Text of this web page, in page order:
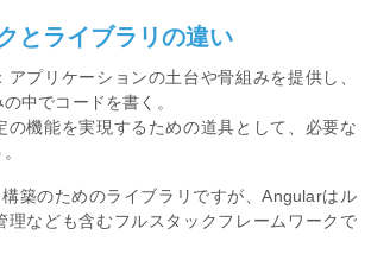
とライブラリの違い
アプリケーションの土台や骨組みを提供し、
中でコードを書く。
の機能を実現するための道具として、必要な
築のためのライブラリですが、Angularはル
理なども含むフルスタックフレームワークで